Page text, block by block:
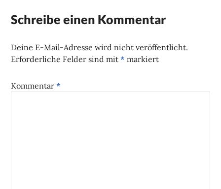
Schreibe einen Kommentar
Deine E-Mail-Adresse wird nicht veröffentlicht.
Erforderliche Felder sind mit* markiert
Kommentar*